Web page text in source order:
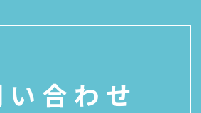
い合わせ